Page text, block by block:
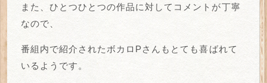
また、ひとつひとつの作品に対してコメントが丁寧
なので、
番組内で紹介されたボカロPさんもとても喜ばれて
いるようです。